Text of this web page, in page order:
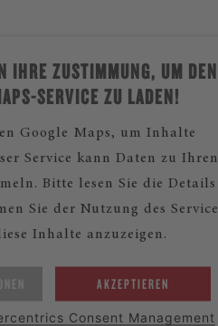
IHRE ZUSTIMMUNG, UM DEN
SERVICE ZU LADEN!
Google Maps, um Inhalte
Service kann Daten zu Ihren
Bitte lesen Sie die Details
Sie der Nutzung des Service
Inhalte anzuzeigen.
AKZEPTIEREN
Consent Management